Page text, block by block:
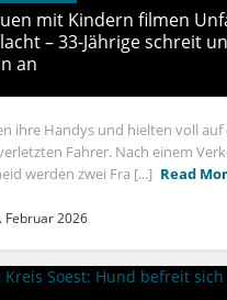
mit Kindern filmen
– 33-Jährige schreit
an
ihre Handys und hielten voll
Fahrer. Nach einem
werden zwei Fra [...] Read
Februar 2026